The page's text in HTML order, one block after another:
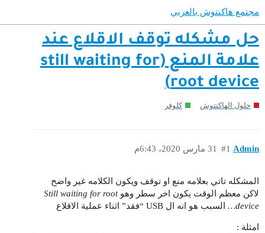
مجتمع هاكنتوش بالعربي
حل مشكله توقف الاقلاع عند
علامة المنع (still waiting for
root device)
حلول الهاكنتوش كلوفر
Admin 31 مارس 2020، 6:43م #1
المشكله تاتي بعلامه منع او توقف ويكون الكلامه غير واضح
لاكن معظم الوقت يكون اخر سطر وهوStill waiting for root
device…
السبب هو انه ال USB “فقد” اثناء عملية الاقلاع
امثلة :